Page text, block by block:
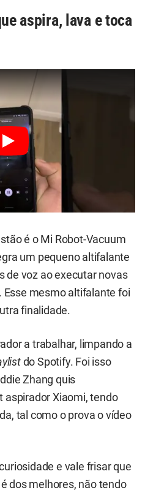
aspira, lava e toca
é o Mi Robot-Vacuum
um pequeno altifalante
de voz ao executar novas
mesmo altifalante foi
finalidade.
a trabalhar, limpando a
do Spotify. Foi isso
Zhang quis
aspirador Xiaomi, tendo
tal como o prova o vídeo
e vale frisar que
dos melhores, não tendo